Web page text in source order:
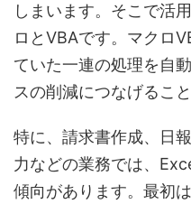
しまいます。そこで活
ロとVBAです。マクロ
ていた一連の処理を自
スの削減につなげるこ
特に、請求書作成、日
力などの業務では、
傾向があります。最初